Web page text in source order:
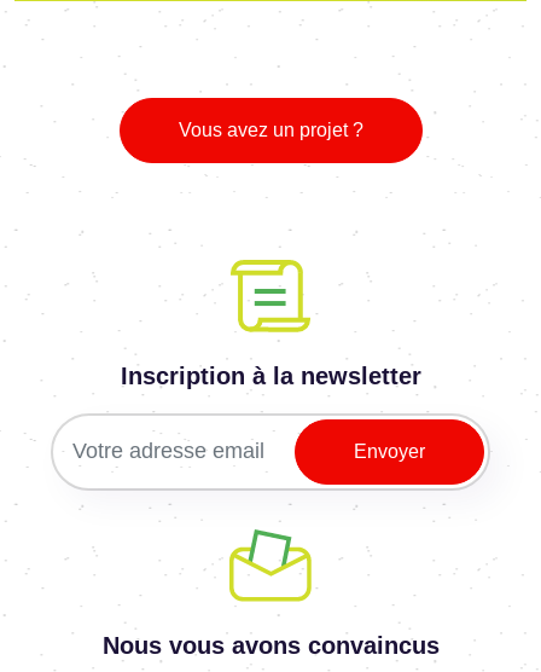
Vous avez un projet ?
Inscription à la newsletter
Nous vous avons convaincus